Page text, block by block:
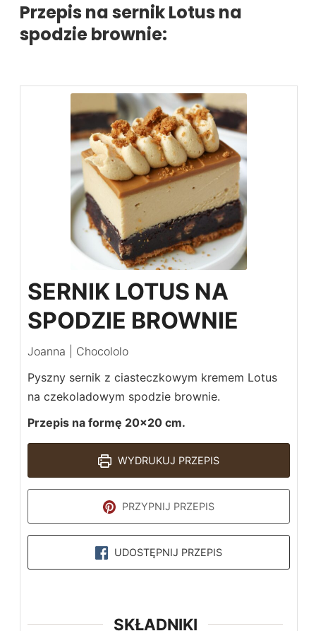
Przepis na sernik Lotus na
spodzie brownie:
SERNIK LOTUS NA
SPODZIE BROWNIE
Joanna | Chocololo
Pyszny sernik z ciasteczkowym kremem Lotus
na czekoladowym spodzie brownie.
Przepis na formę 20x20 cm.
WYDRUKUJ PRZEPIS
PRZYPNIJ PRZEPIS
UDOSTĘPNIJ PRZEPIS
SKŁADNIKI